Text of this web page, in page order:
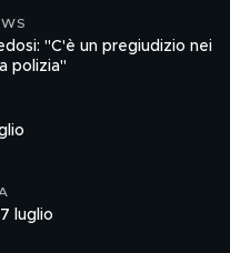
"C'è un pregiudizio nei
polizia"
luglio